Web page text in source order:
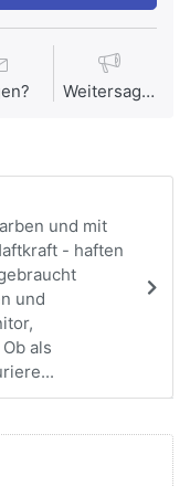
Weitersagen
und mit
- haften
und
als